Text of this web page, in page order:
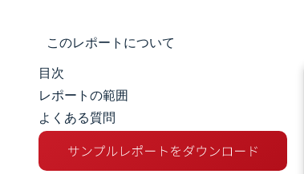
このレポートについて
市場規模とシェア
市場分析
トレンドとインサイト
目次
レポートの範囲
よくある質問